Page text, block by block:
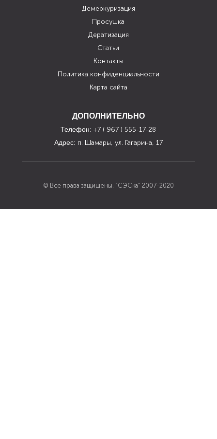
Демеркуризация
Просушка
Дератизация
Статьи
Контакты
Политика конфиденциальности
Карта сайта
ДОПОЛНИТЕЛЬНО
Телефон: +7 ( 967 ) 555-17-28
Адрес: п. Шамары, ул. Гагарина, 17
© Все права защищены. “СЭСка” 2007-2020